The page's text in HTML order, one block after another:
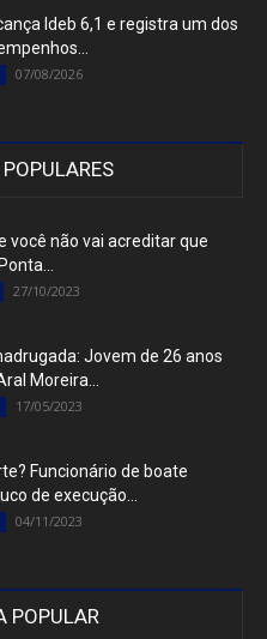
Ideb 6,1 e registra um dos
07/08/2026
você não vai acreditar que
27/10/2023
Jovem de 26 anos
Moreira...
17/05/2023
Funcionário de boate
de execução...
04/11/2023
POPULAR